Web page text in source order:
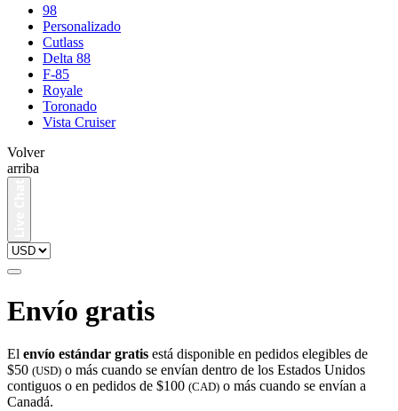
98
Personalizado
Cutlass
Delta 88
F-85
Royale
Toronado
Vista Cruiser
Volver
arriba
Envío gratis
El envío estándar gratis está disponible en pedidos elegibles de
$50 (USD) o más cuando se envían dentro de los Estados Unidos
contiguos o en pedidos de $100 (CAD) o más cuando se envían a
Canadá.